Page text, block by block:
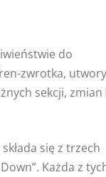
do
zwrotka,
sekcji, zmian
się z trzech
Każda z